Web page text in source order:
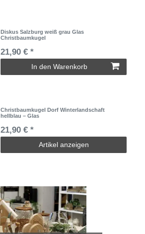
Diskus Salzburg weiß grau Glas
Christbaumkugel
21,90 € *
In den Warenkorb
Christbaumkugel Dorf Winterlandschaft
hellblau – Glas
21,90 € *
Artikel anzeigen